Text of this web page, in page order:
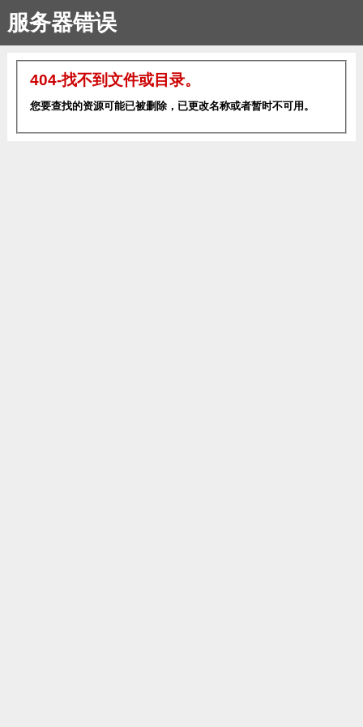
服务器错误
404-找不到文件或目录。
您要查找的资源可能已被删除，已更改名称或者暂时不可用。